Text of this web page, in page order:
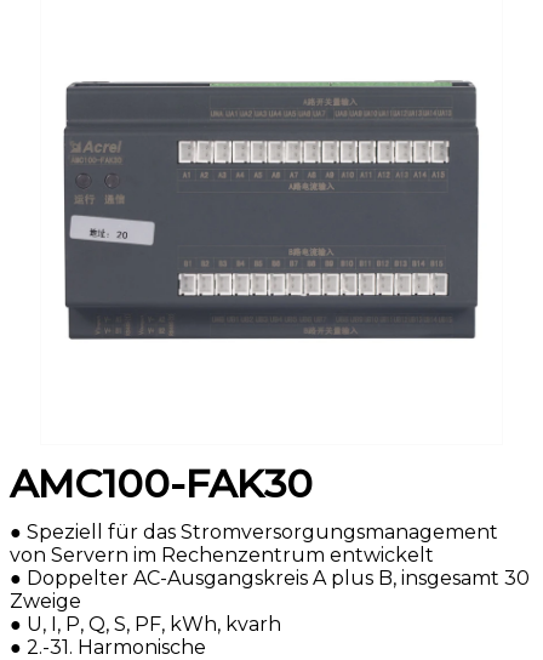
AMC100-FAK30
● Speziell für das Stromversorgungsmanagement
von Servern im Rechenzentrum entwickelt
● Doppelter AC-Ausgangskreis A plus B, insgesamt 30
Zweige
● U, I, P, Q, S, PF, kWh, kvarh
● 2.-31. Harmonische